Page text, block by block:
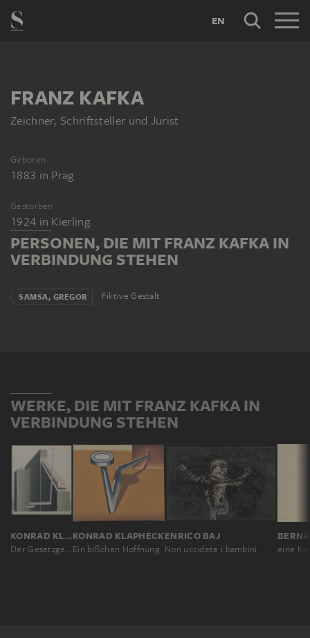
EN
FRANZ KAFKA
Zeichner, Schriftsteller und Jurist
Geboren
1883 in Prag
Gestorben
1924 in Kierling
PERSONEN, DIE MIT FRANZ KAFKA IN
VERBINDUNG STEHEN
SAMSA, GREGOR Fiktive Gestalt
WERKE, DIE MIT FRANZ KAFKA IN
VERBINDUNG STEHEN
KONRAD KLAPHECK
Der Gesetzgeber
KONRAD KLAPHECK
Ein bißchen Hoffnung
ENRICO BAJ
Non uccidete i bambini eine